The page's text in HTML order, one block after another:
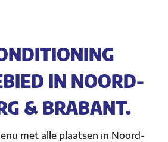
IN NOORD-
& BRABANT.
met alle plaatsen in Noord-